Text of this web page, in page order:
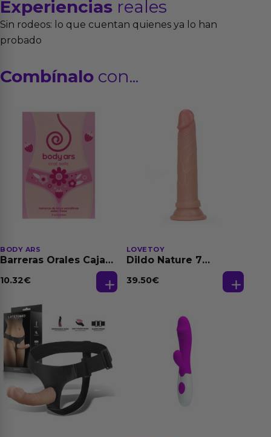
Experiencias reales
Sin rodeos: lo que cuentan quienes ya lo han
probado
Combínalo con...
BODY ARS
Barreras Orales Caja
10.32€
LOVETOY
Dildo Nature 7
Natural
39.50€